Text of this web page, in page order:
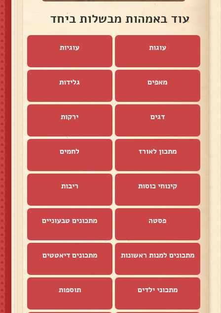
עוד באמהות מבשלות ביחד
עוגות עוגיות
מאפים גלידות
דגים ירקות
מתכון לאורז לחמים
קינוחי כוסות ריבות
פסטה מתכונים טבעוניים
מתכונים למנות ראשונות מתכונים דיאטטים
מתכוני ילדים תוספות